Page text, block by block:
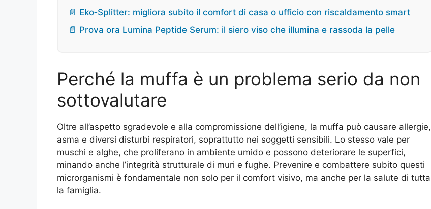
📄 Eko‑Splitter: migliora subito il comfort di casa o ufficio con riscaldamento smart
📄 Prova ora Lumina Peptide Serum: il siero viso che illumina e rassoda la pelle
Perché la muffa è un problema serio da non
sottovalutare
Oltre all’aspetto sgradevole e alla compromissione dell’igiene, la muffa può causare allergie,
asma e diversi disturbi respiratori, soprattutto nei soggetti sensibili. Lo stesso vale per
muschi e alghe, che proliferano in ambiente umido e possono deteriorare le superfici,
minando anche l’integrità strutturale di muri e fughe. Prevenire e combattere subito questi
microrganismi è fondamentale non solo per il comfort visivo, ma anche per la salute di tutta
la famiglia.